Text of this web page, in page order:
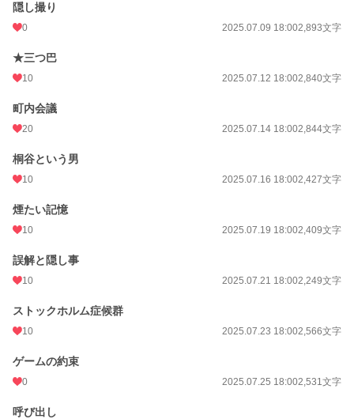
隠し撮り
0 2025.07.09 18:002,893文字
★三つ巴
10 2025.07.12 18:002,840文字
町内会議
20 2025.07.14 18:002,844文字
桐谷という男
10 2025.07.16 18:002,427文字
煙たい記憶
10 2025.07.19 18:002,409文字
誤解と隠し事
10 2025.07.21 18:002,249文字
ストックホルム症候群
10 2025.07.23 18:002,566文字
ゲームの約束
0 2025.07.25 18:002,531文字
呼び出し